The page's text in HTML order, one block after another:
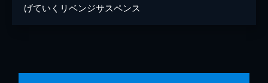
げていくリベンジサスペンス